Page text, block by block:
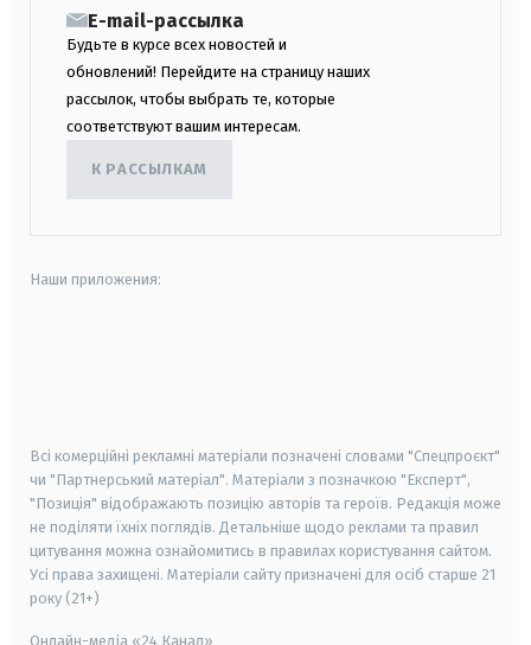
E-mail-рассылка
Будьте в курсе всех новостей и
обновлений! Перейдите на страницу наших
рассылок, чтобы выбрать те, которые
соответствуют вашим интересам.
К РАССЫЛКАМ
Наши приложения:
Всі комерційні рекламні матеріали позначені словами "Спецпроєкт"
чи "Партнерський матеріал". Матеріали з позначкою "Експерт",
"Позиція" відображають позицію авторів та героїв. Редакція може
не поділяти їхніх поглядів. Детальніше щодо реклами та правил
цитування можна ознайомитись в правилах користування сайтом.
Усі права захищені. Матеріали сайту призначені для осіб старше 21
року (21+)
Онлайн-медіа «24 Канал»